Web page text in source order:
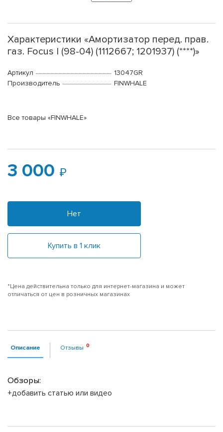
Характеристики «Амортизатор перед. прав.
газ. Focus I (98-04) (1112667; 1201937) (****)»
Артикул
13047GR
Производитель
FINWHALE
Все товары «FINWHALE»
3 000
Нет
Купить в 1 клик
*Цена действительна только для интернет-магазина и может
отличаться от цен в розничных магазинах
Описание Отзывы
Обзоры:
+добавить статью или видео